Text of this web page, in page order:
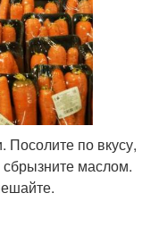
Посолите по вкусу,
маслом.